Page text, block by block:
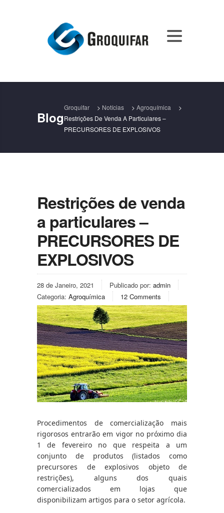
Blog
Groquifar > Notícias > Agroquímica
>
Restrições De Venda A Particulares –
PRECURSORES DE EXPLOSIVOS
Restrições de venda
a particulares –
PRECURSORES DE
EXPLOSIVOS
28 de Janeiro, 2021 Publicado por: admin
Categoria: Agroquímica 12 Comments
Procedimentos de comercialização mais
rigorosos entrarão em vigor no próximo dia
1 de fevereiro no que respeita a um
conjunto de produtos (listados como
precursores de explosivos objeto de
restrições), alguns dos quais
comercializados em lojas que
disponibilizam artigos para o setor agrícola.